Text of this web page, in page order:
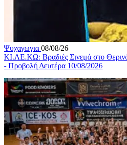
Ψυχαγωγια 08/08/26
ΚΙ.ΛΕ.ΚΩ: Βραδιές Σινεμά στο
- Προβολή Δευτέρα 10/08/2026